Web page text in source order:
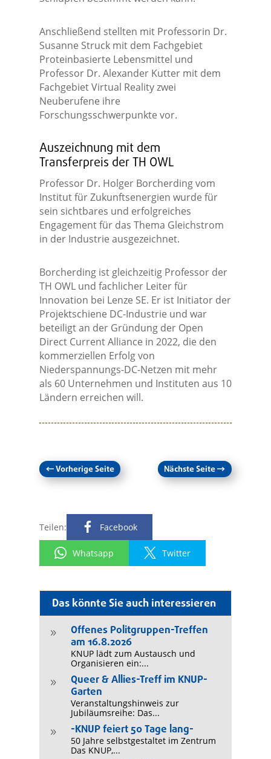
Das könnte Sie auch interessieren
9
Offenes Politgruppen-Treffen
am 16.8.2026
KNUP lädt zum Austausch und
Organisieren ein:...
9
Queer & Allies-Treff im KNUP-
Garten
Veranstaltungshinweis zur
Jubiläumsreihe: Das...
9 -KNUP feiert 50 Tage lang-
50 Jahre selbstgestaltet im Zentrum
Das KNUP,...
Anschließend stellten mit Professorin Dr.
Susanne Struck mit dem Fachgebiet
Proteinbasierte Lebensmittel und
Professor Dr. Alexander Kutter mit dem
Fachgebiet Virtual Reality zwei
Neuberufene ihre
Forschungsschwerpunkte vor.
Auszeichnung mit dem
Transferpreis der TH OWL
Professor Dr. Holger Borcherding vom
Institut für Zukunftsenergien wurde für
sein sichtbares und erfolgreiches
Engagement für das Thema Gleichstrom
in der Industrie ausgezeichnet.
Borcherding ist gleichzeitig Professor der
TH OWL und fachlicher Leiter für
Innovation bei Lenze SE. Er ist Initiator der
Projektschiene DC-Industrie und war
beteiligt an der Gründung der Open
Direct Current Alliance in 2022, die den
kommerziellen Erfolg von
Niederspannungs-DC-Netzen mit mehr
als 60 Unternehmen und Instituten aus 10
Ländern erreichen will.
←Vorherige Seite Nächste Seite→
Teilen: Facebook
Whatsapp Twitter